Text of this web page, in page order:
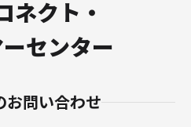
ネクト・
センター
お問い合わせ